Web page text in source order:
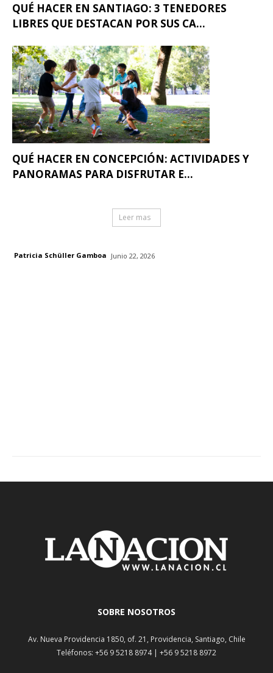
QUÉ HACER EN SANTIAGO: 3 TENEDORES
LIBRES QUE DESTACAN POR SUS CA...
QUÉ HACER EN CONCEPCIÓN: ACTIVIDADES Y
PANORAMAS PARA DISFRUTAR E...
Leer mas
Patricia Schüller Gamboa Junio 22, 2026
SOBRE NOSOTROS
Av. Nueva Providencia 1850, of. 21, Providencia, Santiago, Chile
Teléfonos: +56 9 5218 8974 | +56 9 5218 8972